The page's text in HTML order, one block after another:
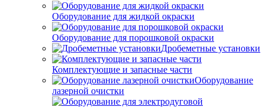
Оборудование для жидкой окраски
Оборудование для порошковой окраски
Дробеметные установки
Комплектующие и запасные части
Оборудование
лазерной очистки